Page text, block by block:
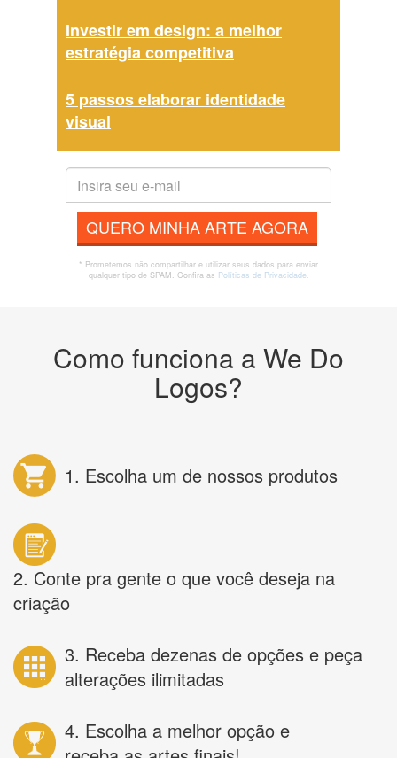
Investir em design: a melhor
estratégia competitiva
5 passos elaborar identidade
visual
QUERO MINHA ARTE AGORA
* Prometemos não compartilhar e utilizar seus dados para enviar
qualquer tipo de SPAM. Confira as Políticas de Privacidade.
Como funciona a We Do
Logos?
1. Escolha um de nossos produtos
2. Conte pra gente o que você deseja na
criação
3. Receba dezenas de opções e peça
alterações ilimitadas
4. Escolha a melhor opção e